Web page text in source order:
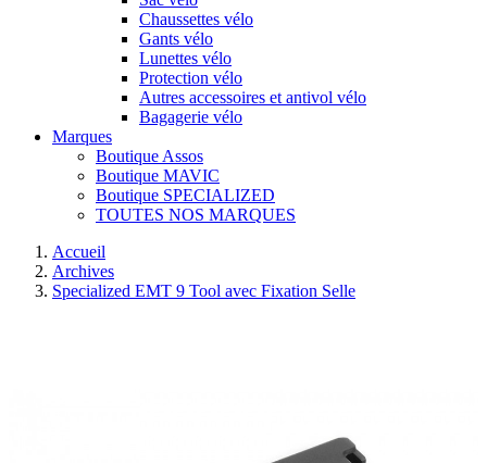
Chaussettes vélo
Gants vélo
Lunettes vélo
Protection vélo
Autres accessoires et antivol vélo
Bagagerie vélo
Marques
Boutique Assos
Boutique MAVIC
Boutique SPECIALIZED
TOUTES NOS MARQUES
Accueil
Archives
Specialized EMT 9 Tool avec Fixation Selle